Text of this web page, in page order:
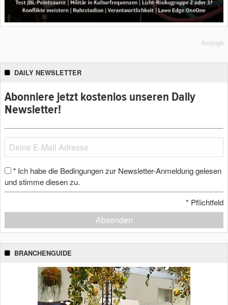
Anzeige
DAILY NEWSLETTER
Abonniere jetzt kostenlos unseren Daily
Newsletter!
* Ich habe die Bedingungen zur Newsletter-Anmeldung gelesen
und stimme diesen zu.
* Pflichtfeld
Absenden
BRANCHENGUIDE